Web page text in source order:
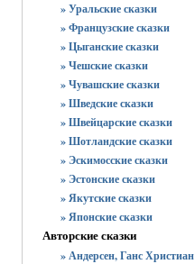
» Уральские сказки
» Французские сказки
» Цыганские сказки
» Чешские сказки
» Чувашские сказки
» Шведские сказки
» Швейцарские сказки
» Шотландские сказки
» Эскимосские сказки
» Эстонские сказки
» Якутские сказки
» Японские сказки
Авторские сказки
» Андерсен, Ганс Христиан